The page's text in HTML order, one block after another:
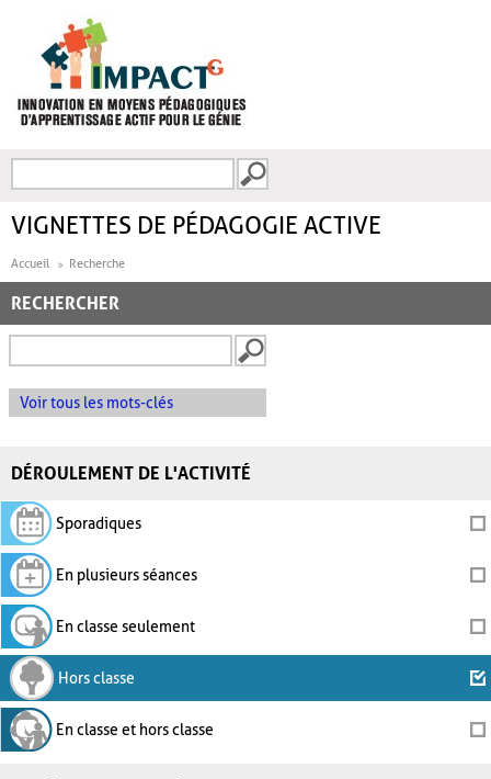
FORMULAIRE DE
VIGNETTES DE PÉDAGOGIE ACTIVE
Accueil Recherche
RECHERCHER
Voir tous les mots-clés
DÉROULEMENT DE L'ACTIVITÉ
Sporadiques
En plusieurs séances
En classe seulement
Hors classe
En classe et hors classe